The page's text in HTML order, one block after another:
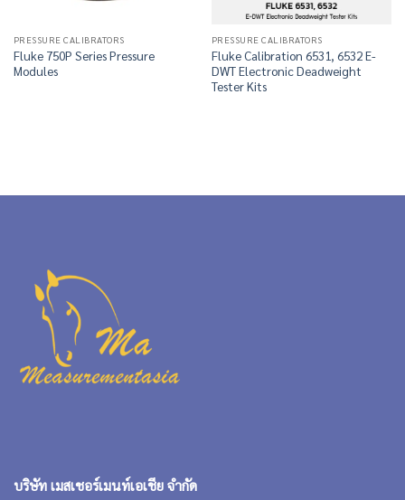
PRESSURE CALIBRATORS
Fluke 750P Series Pressure
Modules
PRESSURE CALIBRATORS
Fluke Calibration 6531, 6532 E-
DWT Electronic Deadweight
Tester Kits
บริษัท เมสเชอร์เมนท์เอเชีย จำกัด